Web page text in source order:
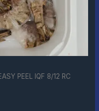
PEEL IQF 8/12 RC